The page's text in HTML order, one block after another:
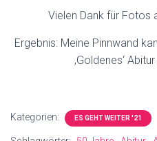
Vielen Dank für Fotos
Ergebnis: Meine Pinnwand
‚Goldenes‘
Kategorien: ES GEHT WEITER '21